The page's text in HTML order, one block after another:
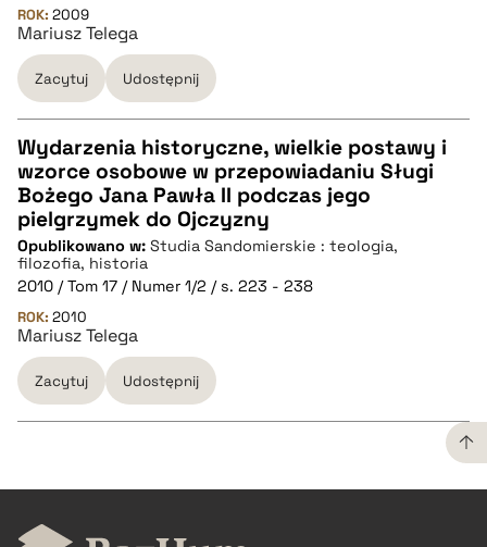
ROK: 2009
Mariusz Telega
Zacytuj Udostępnij
CZYSTY TEKST
pobierz cytat
BIBTEX
pobierz cytat
Wydarzenia historyczne, wielkie postawy i
wzorce osobowe w przepowiadaniu Sługi
Bożego Jana Pawła II podczas jego
pielgrzymek do Ojczyzny
Opublikowano w: Studia Sandomierskie : teologia,
filozofia, historia
2010 / Tom 17 / Numer 1/2 / s. 223 - 238
ROK: 2010
Mariusz Telega
Zacytuj Udostępnij
CZYSTY TEKST